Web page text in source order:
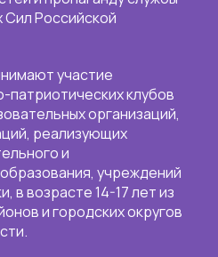
Российской
участие
патриотических клубов
организаций,
реализующих
и
учреждений
в возрасте 14-17 лет из
и городских округов